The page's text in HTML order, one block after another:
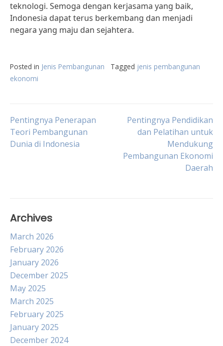
teknologi. Semoga dengan kerjasama yang baik,
Indonesia dapat terus berkembang dan menjadi
negara yang maju dan sejahtera.
Posted in Jenis Pembangunan Tagged jenis pembangunan
ekonomi
Post
navigation
Pentingnya Penerapan
Teori Pembangunan
Dunia di Indonesia
Pentingnya Pendidikan
dan Pelatihan untuk
Mendukung
Pembangunan Ekonomi
Daerah
Archives
March 2026
February 2026
January 2026
December 2025
May 2025
March 2025
February 2025
January 2025
December 2024